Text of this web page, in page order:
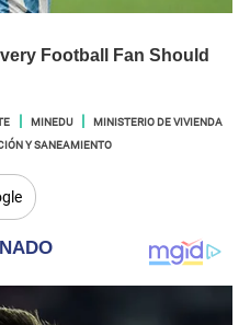
MINEDU
MINISTERIO DE VIVIENDA
Y SANEAMIENTO